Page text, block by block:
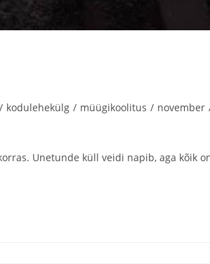
/ kodulehekülg / müügikoolitus / november
Unetunde küll veidi napib, aga kõik